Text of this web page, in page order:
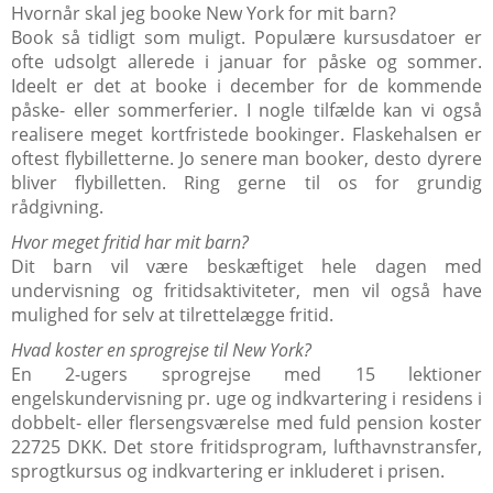
Hvornår skal jeg booke New York for mit barn?
Book så tidligt som muligt. Populære kursusdatoer er
ofte udsolgt allerede i januar for påske og sommer.
Ideelt er det at booke i december for de kommende
påske- eller sommerferier. I nogle tilfælde kan vi også
realisere meget kortfristede bookinger. Flaskehalsen er
oftest flybilletterne. Jo senere man booker, desto dyrere
bliver flybilletten. Ring gerne til os for grundig
rådgivning.
Hvor meget fritid har mit barn?
Dit barn vil være beskæftiget hele dagen med
undervisning og fritidsaktiviteter, men vil også have
mulighed for selv at tilrettelægge fritid.
Hvad koster en sprogrejse til New York?
En 2-ugers sprogrejse med 15 lektioner
engelskundervisning pr. uge og indkvartering i residens i
dobbelt- eller flersengsværelse med fuld pension koster
22725 DKK. Det store fritidsprogram, lufthavnstransfer,
sprogtkursus og indkvartering er inkluderet i prisen.